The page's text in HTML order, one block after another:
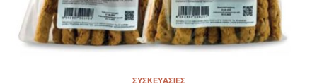
ΣΥΣΚΕΥΑΣΊΕΣ